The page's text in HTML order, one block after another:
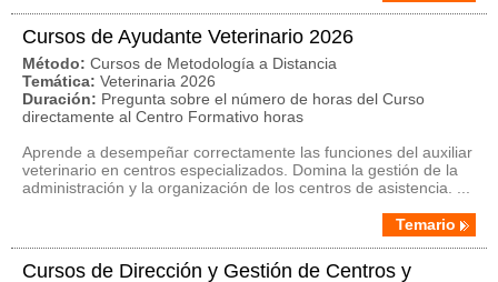
Cursos de Ayudante Veterinario 2026
Método: Cursos de Metodología a Distancia
Temática: Veterinaria 2026
Duración: Pregunta sobre el número de horas del Curso
directamente al Centro Formativo horas
Aprende a desempeñar correctamente las funciones del auxiliar
veterinario en centros especializados. Domina la gestión de la
administración y la organización de los centros de asistencia. ...
Temario
Cursos de Dirección y Gestión de Centros y